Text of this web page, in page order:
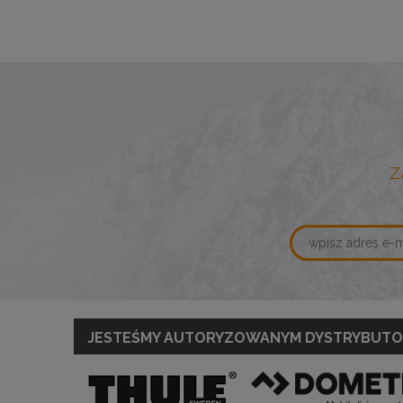
JESTEŚMY AUTORYZOWANYM